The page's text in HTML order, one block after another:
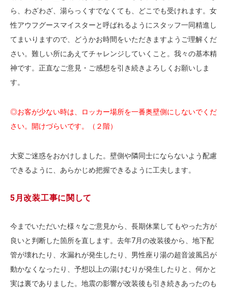
ら、わざわざ、湯らっくすでなくても、どこでも受けれます。女
性アウフグースマイスターと呼ばれるようにスタッフ一同精進し
てまいりますので、どうかお時間をいただきますようご理解くだ
さい。難しい所にあえてチャレンジしていくこと。我々の基本精
神です。正直なご意見・ご感想を引き続きよろしくお願いしま
す。
◎お客が少ない時は、ロッカー場所を一番奥壁側にしないでくだ
さい。開けづらいです。（２階）
大変ご迷惑をおかけしました。壁側や隣同士にならないよう配慮
できるように、あらかじめ把握できるように工夫します。
5月改装工事に関して
今までいただいた様々なご意見から、長期休業してもやった方が
良いと判断した箇所を直します。去年7月の改装後から、地下配
管が壊れたり、水漏れが発生したり、男性座り湯の超音波風呂が
動かなくなったり、予想以上の湯けむりが発生したりと、何かと
実は裏でありました。地震の影響が改装後も引き続きあったのも